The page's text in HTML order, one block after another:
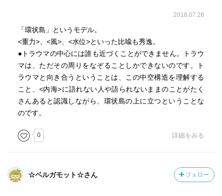
2018.07.26
「環状島」というモデル。
<重力>、<風>、<水位>といった比喩も秀逸。
●トラウマの中心には誰も近づくことができません。トラウ
マは、ただその周りをなぞることしかできないのです。ト
ラウマと向き合うということは、この中空構造を理解する
こと、<内海>に語れない人や語られないままのことがたく
さんあると認識しながら、環状島の上に立つということな
のです。
0 詳細をみる
☆ベルガモット☆さん フォロー